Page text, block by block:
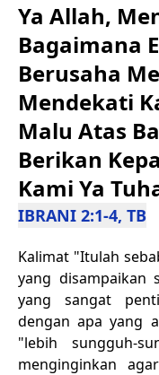
Ya Allah,
Bagaimana
Berusaha
Mendekati
Malu Atas
Berikan
Kami Ya
IBRANI 2:1-4, TB
Kalimat "Itulah
yang disampaikan
yang sangat
dengan apa yang
"lebih sungguh-
menginginkan